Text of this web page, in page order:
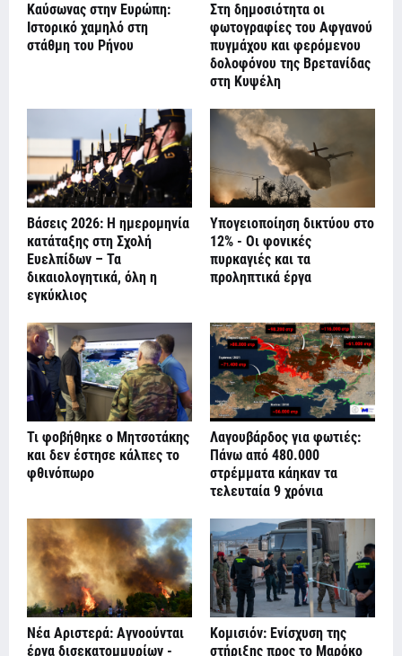
Καύσωνας στην Ευρώπη:
Ιστορικό χαμηλό στη
στάθμη του Ρήνου
Στη δημοσιότητα οι
φωτογραφίες του Αφγανού
πυγμάχου και φερόμενου
δολοφόνου της Βρετανίδας
στη Κυψέλη
Βάσεις 2026: Η ημερομηνία
κατάταξης στη Σχολή
Ευελπίδων – Τα
δικαιολογητικά, όλη η
εγκύκλιος
Υπογειοποίηση δικτύου στο
12% - Οι φονικές
πυρκαγιές και τα
προληπτικά έργα
Τι φοβήθηκε ο Μητσοτάκης
και δεν έστησε κάλπες το
φθινόπωρο
Λαγουβάρδος για φωτιές:
Πάνω από 480.000
στρέμματα κάηκαν τα
τελευταία 9 χρόνια
Νέα Αριστερά: Αγνοούνται
έργα δισεκατομμυρίων -
Κομισιόν: Ενίσχυση της
στήριξης προς το Μαρόκο